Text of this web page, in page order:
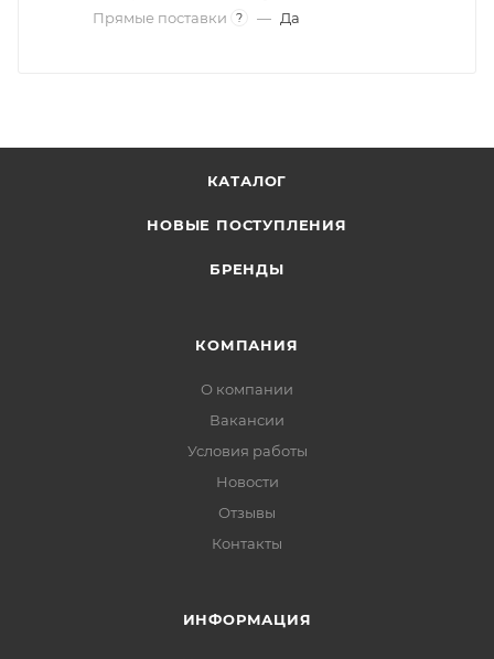
Прямые поставки
? — Да
КАТАЛОГ
НОВЫЕ ПОСТУПЛЕНИЯ
БРЕНДЫ
КОМПАНИЯ
О компании
Вакансии
Условия работы
Новости
Отзывы
Контакты
ИНФОРМАЦИЯ